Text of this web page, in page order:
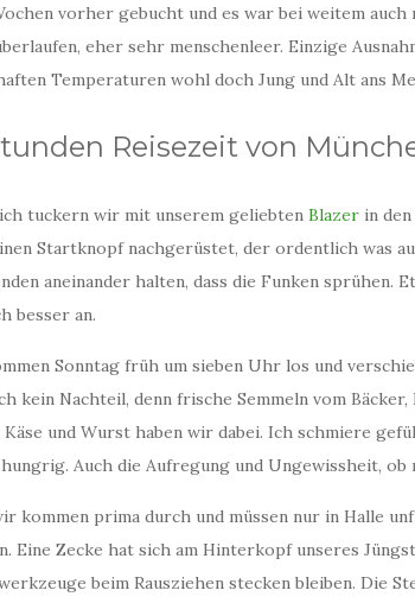
vorher gebucht und es war bei weitem
eher sehr menschenleer. Einzige
Temperaturen wohl doch Jung und Alt ans
Reisezeit von
tuckern wir mit unserem geliebten Blazer in
Startknopf nachgerüstet, der ordentlich was
aneinander halten, dass die Funken sprühen.
besser an.
Sonntag früh um sieben Uhr los und
kein Nachteil, denn frische Semmeln vom
Käse und Wurst haben wir dabei. Ich schmiere
Auch die Aufregung und Ungewissheit,
kommen prima durch und müssen nur in Halle
Eine Zecke hat sich am Hinterkopf unseres
beim Rausziehen stecken bleiben. Die